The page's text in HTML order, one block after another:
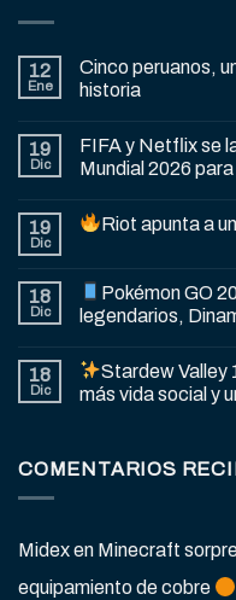
12
Ene
Cinco peruanos,
historia
19
Dic
FIFA y Netflix se
Mundial 2026
19
Dic
Riot apunta a
18
Dic
Pokémon GO
legendarios,
18
Dic
Stardew Valley
más vida social y
COMENTARIOS
Midexen Minecraft
equipamiento de cobre